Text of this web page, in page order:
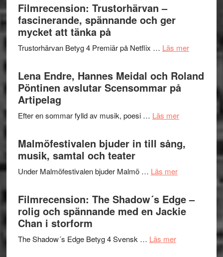
hjärtevarm
–
Delvis
bortom
terräng
Filmrecension: Trustorhärvan –
fascinerande, spännande och ger
mycket att tänka på
Trustorhärvan Betyg 4 Premiär på Netflix … Läs merom
–
Lena Endre, Hannes Meidal och Roland
Pöntinen avslutar Scensommar på
Artipelag
Efter en sommar fylld av musik, poesi … Läs merom
Hannes
Pöntinen
avslutar
Scensommar
Malmöfestivalen bjuder in till sång,
musik, samtal och teater
Under Malmöfestivalen bjuder Malmö … Läs merom
in
till
Filmrecension: The Shadow´s Edge –
rolig och spännande med en Jackie
Chan i storform
The Shadow´s Edge Betyg 4 Svensk … Läs merom
Filmrecension: